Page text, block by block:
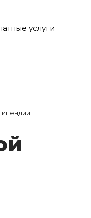
услуги